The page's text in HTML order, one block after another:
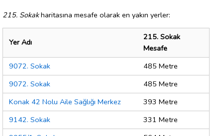
215. Sokakharitasına mesafe olarak en yakın yerler:
Yer Adı
215. Sokak
Mesafe
9072. Sokak
485 Metre
9072. Sokak
485 Metre
Konak 42 Nolu Aile Sağlığı Merkez
393 Metre
9142. Sokak
331 Metre